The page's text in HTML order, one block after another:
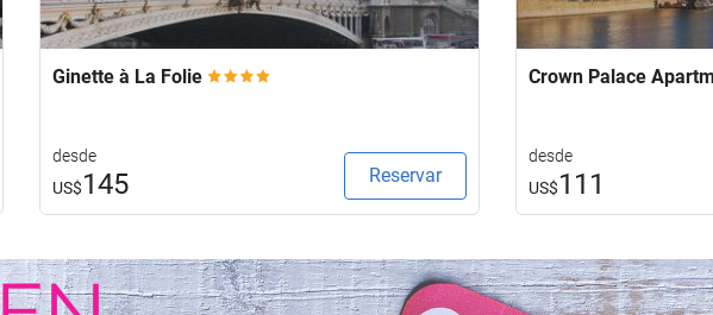
Ginette à La Folie
desde
US$145 Reservar
Crown Palace
desde
US$111